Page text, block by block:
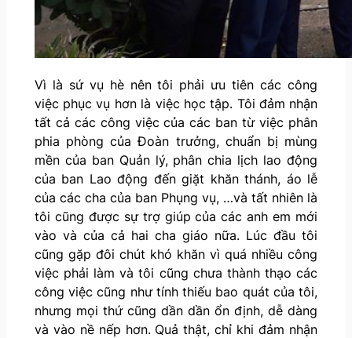
Vì là sứ vụ hè nên tôi phải ưu tiên các công
việc phục vụ hơn là việc học tập. Tôi đảm nhận
tất cả các công việc của các ban từ việc phân
phia phòng của Đoàn trưởng, chuẩn bị mùng
mền của ban Quản lý, phân chia lịch lao động
của ban Lao động đến giặt khăn thánh, áo lễ
của các cha của ban Phụng vụ, …và tất nhiên là
tôi cũng được sự trợ giúp của các anh em mới
vào và của cả hai cha giáo nữa. Lúc đầu tôi
cũng gặp đôi chút khó khăn vì quá nhiều công
việc phải làm và tôi cũng chưa thành thạo các
công việc cũng như tính thiếu bao quát của tôi,
nhưng mọi thứ cũng dần dần ổn định, dễ dàng
và vào nề nếp hơn. Quả thật, chỉ khi đảm nhận